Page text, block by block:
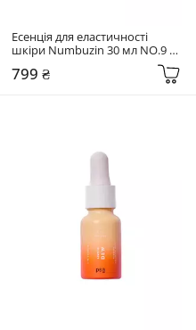
Есенція для еластичності
шкіри Numbuzin 30 мл NO.9
799 ₴